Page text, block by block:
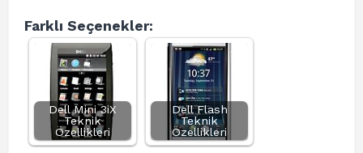
Farklı Seçenekler:
Dell Mini 3iX
Teknik
Özellikleri
Dell Flash
Teknik
Özellikleri